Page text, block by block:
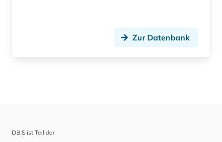
Zur Datenbank
DBIS ist Teil der